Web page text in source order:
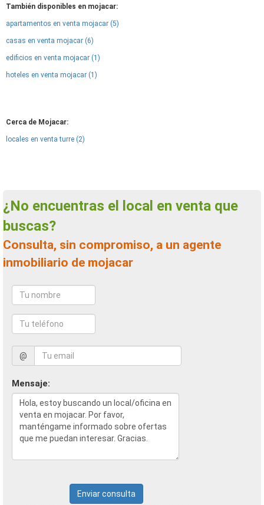
También disponibles en mojacar:
apartamentos en venta mojacar (5)
casas en venta mojacar (6)
edificios en venta mojacar (1)
hoteles en venta mojacar (1)
Cerca de Mojacar:
locales en venta turre (2)
¿No encuentras el local en venta que
buscas?
Consulta, sin compromiso, a un agente
inmobiliario de mojacar
@
Mensaje:
Enviar consulta